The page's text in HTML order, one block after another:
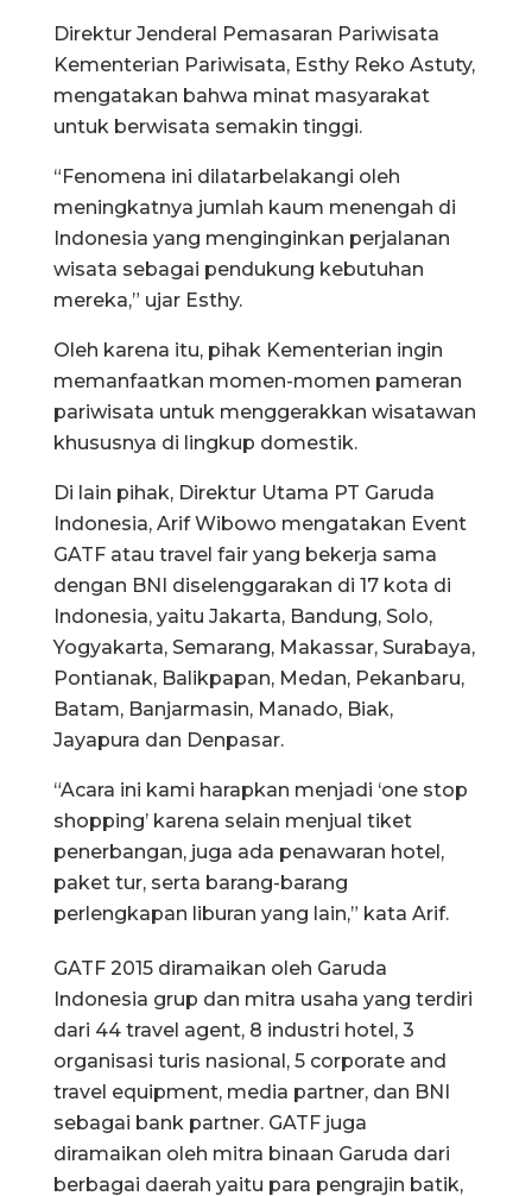
Direktur Jenderal Pemasaran Pariwisata
Kementerian Pariwisata, Esthy Reko Astuty,
mengatakan bahwa minat masyarakat
untuk berwisata semakin tinggi.
“Fenomena ini dilatarbelakangi oleh
meningkatnya jumlah kaum menengah di
Indonesia yang menginginkan perjalanan
wisata sebagai pendukung kebutuhan
mereka,” ujar Esthy.
Oleh karena itu, pihak Kementerian ingin
memanfaatkan momen-momen pameran
pariwisata untuk menggerakkan wisatawan
khususnya di lingkup domestik.
Di lain pihak, Direktur Utama PT Garuda
Indonesia, Arif Wibowo mengatakan Event
GATF atau travel fair yang bekerja sama
dengan BNI diselenggarakan di 17 kota di
Indonesia, yaitu Jakarta, Bandung, Solo,
Yogyakarta, Semarang, Makassar, Surabaya,
Pontianak, Balikpapan, Medan, Pekanbaru,
Batam, Banjarmasin, Manado, Biak,
Jayapura dan Denpasar.
“Acara ini kami harapkan menjadi ‘one stop
shopping’ karena selain menjual tiket
penerbangan, juga ada penawaran hotel,
paket tur, serta barang-barang
perlengkapan liburan yang lain,” kata Arif.
GATF 2015 diramaikan oleh Garuda
Indonesia grup dan mitra usaha yang terdiri
dari 44 travel agent, 8 industri hotel, 3
organisasi turis nasional, 5 corporate and
travel equipment, media partner, dan BNI
sebagai bank partner. GATF juga
diramaikan oleh mitra binaan Garuda dari
berbagai daerah yaitu para pengrajin batik,